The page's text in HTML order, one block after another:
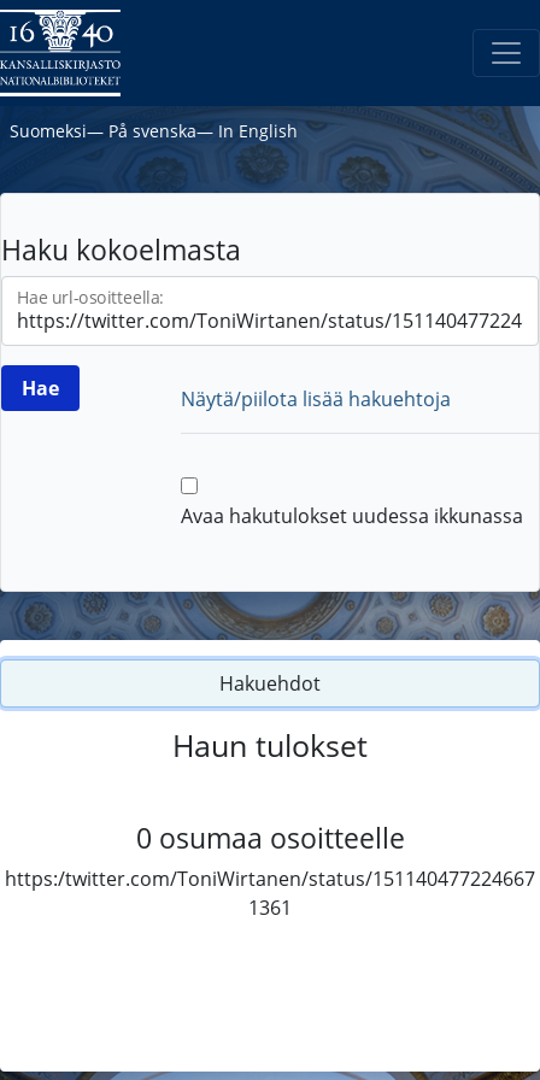
Suomeksi― På svenska― In English
Haku kokoelmasta
Hae url-osoitteella:
Näytä/piilota lisää hakuehtoja
Avaa hakutulokset uudessa ikkunassa
Hakuehdot
Haun tulokset
0 osumaa osoitteelle
https:/twitter.com/ToniWirtanen/status/151140477224667
1361